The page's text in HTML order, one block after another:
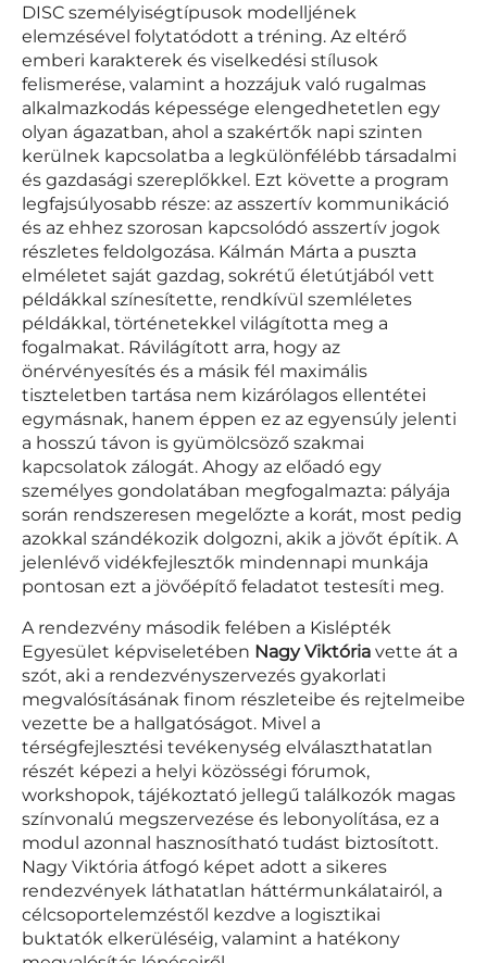
DISC személyiségtípusok modelljének
elemzésével folytatódott a tréning. Az eltérő
emberi karakterek és viselkedési stílusok
felismerése, valamint a hozzájuk való rugalmas
alkalmazkodás képessége elengedhetetlen egy
olyan ágazatban, ahol a szakértők napi szinten
kerülnek kapcsolatba a legkülönfélébb társadalmi
és gazdasági szereplőkkel. Ezt követte a program
legfajsúlyosabb része: az asszertív kommunikáció
és az ehhez szorosan kapcsolódó asszertív jogok
részletes feldolgozása. Kálmán Márta a puszta
elméletet saját gazdag, sokrétű életútjából vett
példákkal színesítette, rendkívül szemléletes
példákkal, történetekkel világította meg a
fogalmakat. Rávilágított arra, hogy az
önérvényesítés és a másik fél maximális
tiszteletben tartása nem kizárólagos ellentétei
egymásnak, hanem éppen ez az egyensúly jelenti
a hosszú távon is gyümölcsöző szakmai
kapcsolatok zálogát. Ahogy az előadó egy
személyes gondolatában megfogalmazta: pályája
során rendszeresen megelőzte a korát, most pedig
azokkal szándékozik dolgozni, akik a jövőt építik. A
jelenlévő vidékfejlesztők mindennapi munkája
pontosan ezt a jövőépítő feladatot testesíti meg.
A rendezvény második felében a Kislépték
Egyesület képviseletében Nagy Viktória vette át a
szót, aki a rendezvényszervezés gyakorlati
megvalósításának finom részleteibe és rejtelmeibe
vezette be a hallgatóságot. Mivel a
térségfejlesztési tevékenység elválaszthatatlan
részét képezi a helyi közösségi fórumok,
workshopok, tájékoztató jellegű találkozók magas
színvonalú megszervezése és lebonyolítása, ez a
modul azonnal hasznosítható tudást biztosított.
Nagy Viktória átfogó képet adott a sikeres
rendezvények láthatatlan háttérmunkálatairól, a
célcsoportelemzéstől kezdve a logisztikai
buktatók elkerüléséig, valamint a hatékony